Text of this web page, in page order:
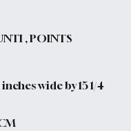
, POINTS
inches wide by 15 1/4